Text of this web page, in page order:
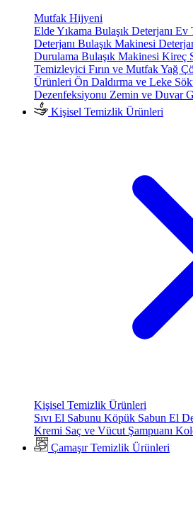
Mutfak Hijyeni
Elde Yıkama Bulaşık Deterjanı Ev
Deterjanı Bulaşık Makinesi
Durulama Bulaşık Makinesi Kireç
Temizleyici Fırın ve Mutfak Yağ
Ürünleri Ön Daldırma ve Leke
Dezenfeksiyonu Zemin ve Duvar
Kişisel Temizlik Ürünleri
Kişisel Temizlik Ürünleri
Sıvı El Sabunu Köpük Sabun El
Kremi Saç ve Vücut Şampuanı
Çamaşır Temizlik Ürünleri